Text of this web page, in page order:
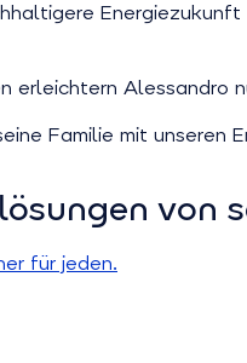
erleichtern Alessandro
Familie mit unseren
von
für jeden.